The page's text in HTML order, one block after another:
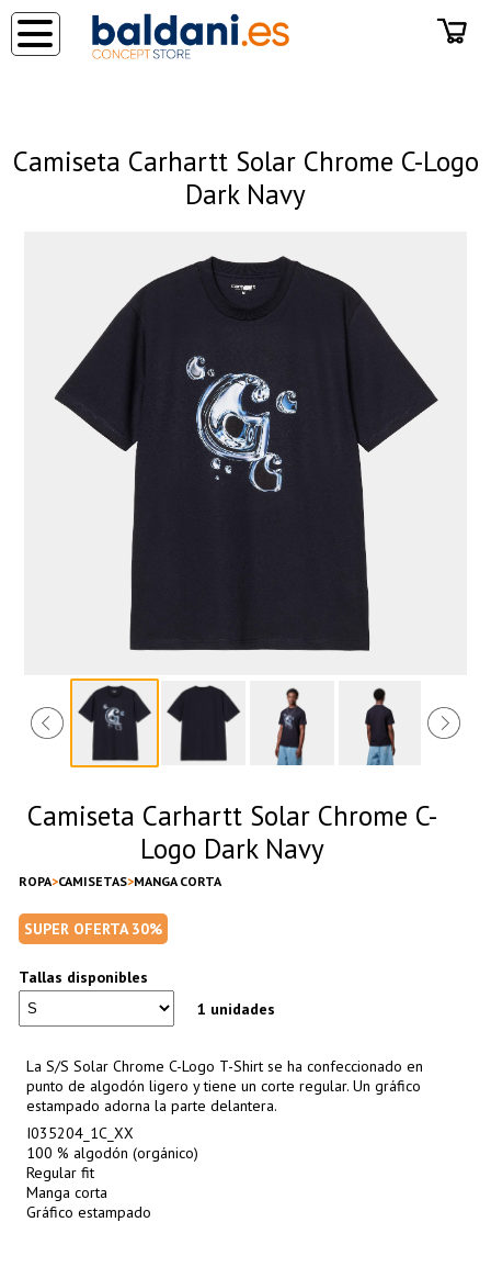
Camiseta Carhartt Solar Chrome C-Logo
Dark Navy
Camiseta Carhartt Solar Chrome C-
Logo Dark Navy
ROPA CAMISETAS MANGA CORTA
SUPER OFERTA 30%
Tallas disponibles
1 unidades
La S/S Solar Chrome C-Logo T-Shirt se ha confeccionado en
punto de algodón ligero y tiene un corte regular. Un gráfico
estampado adorna la parte delantera.
I035204_1C_XX
100 % algodón (orgánico)
Regular fit
Manga corta
Gráfico estampado